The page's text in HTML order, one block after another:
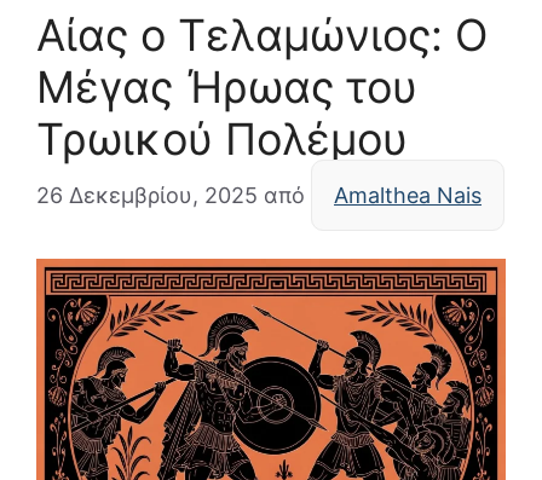
Αίας ο Τελαμώνιος: Ο
Μέγας Ήρωας του
Τρωικού Πολέμου
26 Δεκεμβρίου, 2025 από Amalthea Nais